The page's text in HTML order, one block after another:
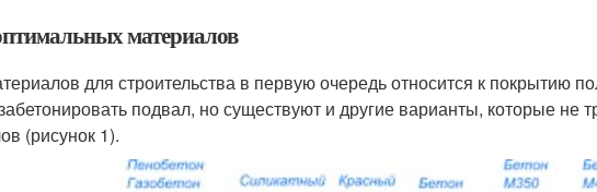
материалов
для строительства в первую очередь относится к покрытию
подвал, но существуют и другие варианты, которые не
(рисунок 1).